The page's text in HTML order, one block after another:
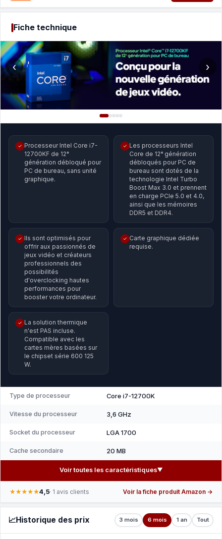
Fiche technique
‹ ›
✓ Processeur Intel Core i7-
12700KF de 12ᵉ
génération débloqué pour
PC de bureau, sans unité
graphique.
✓ Les processeurs Intel
Core de 12ᵉ génération
débloqués pour PC de
bureau sont dotés de la
technologie Intel Turbo
Boost Max 3.0 et prennent
en charge PCIe 5.0 et 4.0,
ainsi que les mémoires
DDR5 et DDR4.
✓ Ils sont optimisés pour
offrir aux passionnés de
jeux vidéo et créateurs
professionnels des
possibilités
d'overclocking hautes
performances pour
booster votre ordinateur.
✓ Carte graphique dédiée
requise.
✓ La solution thermique
n'est PAS incluse.
Compatible avec les
cartes mères basées sur
le chipset série 600 125
W.
Type de processeur Core i7-12700K
Vitesse du processeur 3,6 GHz
Socket du processeur LGA 1700
Cache secondaire 20 MB
Voir toutes les caractéristiques▼
★★★★★4,5· 1 avis clients Voir la fiche produit Amazon →
📈Historique des prix 3 mois 6 mois 1 an Tout